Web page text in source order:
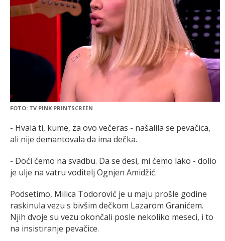
FOTO: TV PINK PRINTSCREEN
- Hvala ti, kume, za ovo večeras - našalila se pevačica,
ali nije demantovala da ima dečka.
- Doći ćemo na svadbu. Da se desi, mi ćemo lako - dolio
je ulje na vatru voditelj Ognjen Amidžić.
Podsetimo, Milica Todorović je u maju prošle godine
raskinula vezu s bivšim dečkom Lazarom Granićem.
Njih dvoje su vezu okončali posle nekoliko meseci, i to
na insistiranje pevačice.